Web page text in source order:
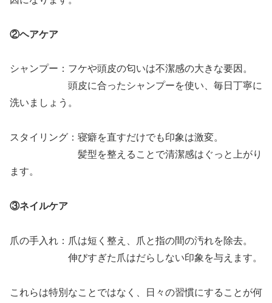
②ヘアケア
シャンプー：フケや頭皮の匂いは不潔感の大きな要因。
頭皮に合ったシャンプーを使い、毎日丁寧に
洗いましょう。
スタイリング：寝癖を直すだけでも印象は激変。
髪型を整えることで清潔感はぐっと上がり
ます。
③ネイルケア
爪の手入れ：爪は短く整え、爪と指の間の汚れを除去。
伸びすぎた爪はだらしない印象を与えます。
これらは特別なことではなく、日々の習慣にすることが何